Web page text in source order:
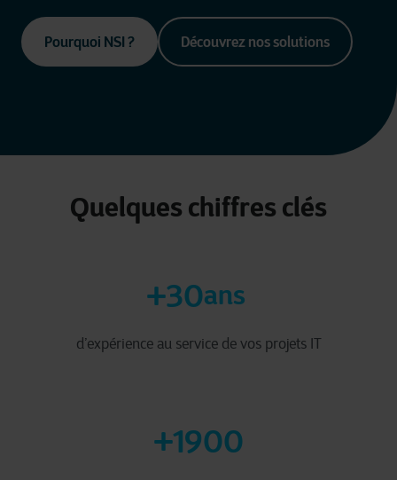
Pourquoi NSI ? Découvrez nos solutions
+30ans
d’expérience au service de vos projets IT
+1900
Quelques chiffres clés